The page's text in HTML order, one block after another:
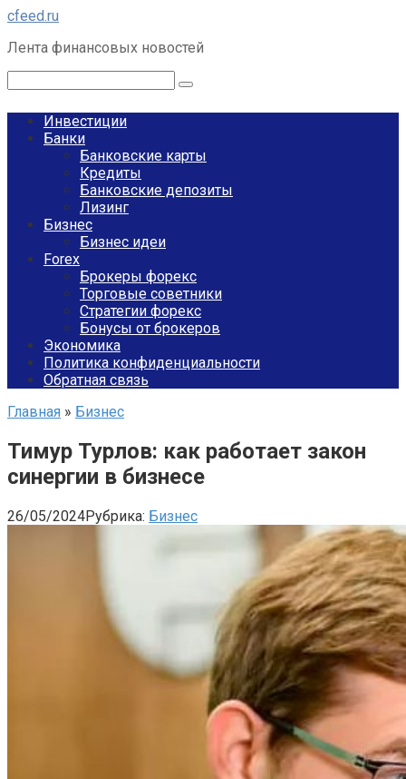
Перейти
контенту
cfeed.ru
Лента финансовых новостей
Инвестиции
Банки
Банковские карты
Кредиты
Банковские депозиты
Лизинг
Бизнес
Бизнес идеи
Forex
Брокеры форекс
Торговые советники
Стратегии форекс
Бонусы от брокеров
Экономика
Политика конфиденциальности
Обратная связь
Главная » Бизнес
Тимур Турлов: как работает закон
синергии в бизнесе
26/05/2024Рубрика: Бизнес